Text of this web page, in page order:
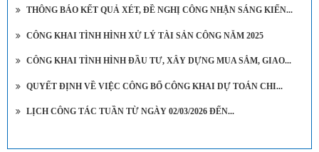
THÔNG BÁO KẾT QUẢ XÉT, ĐỀ NGHỊ CÔNG NHẬN SÁNG KIẾN...
CÔNG KHAI TÌNH HÌNH XỬ LÝ TÀI SẢN CÔNG NĂM 2025
CÔNG KHAI TÌNH HÌNH ĐẦU TƯ, XÂY DỰNG MUA SẮM, GIAO...
QUYẾT ĐỊNH VỀ VIỆC CÔNG BỐ CÔNG KHAI DỰ TOÁN CHI...
LỊCH CÔNG TÁC TUẦN TỪ NGÀY 02/03/2026 ĐẾN...